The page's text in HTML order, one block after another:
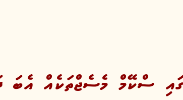
ސްކޭމް މެސެޖްތަކެއް އެބަ